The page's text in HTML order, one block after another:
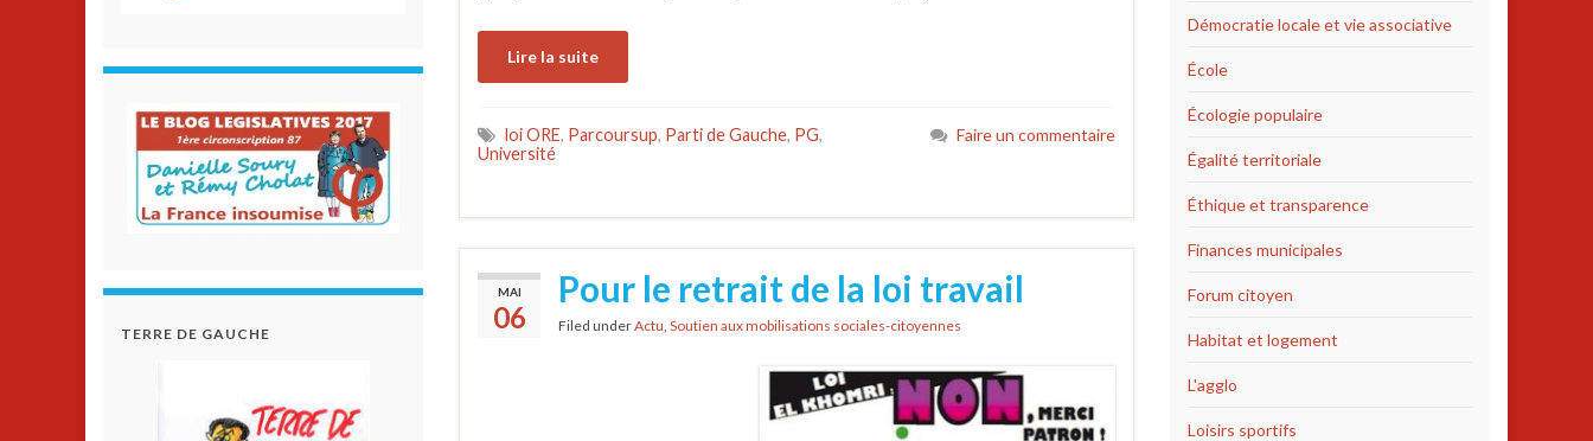
Lire la suite
loi ORE, Parcoursup, Parti de Gauche, PG,
Université
Faire un commentaire
MAI
06
Pour le retrait de la loi travail
Filed underActu, Soutien aux mobilisations sociales-citoyennes
TERRE DE GAUCHE
Démocratie locale et vie associative
École
Écologie populaire
Égalité territoriale
Éthique et transparence
Finances municipales
Forum citoyen
Habitat et logement
L'agglo
Loisirs sportifs